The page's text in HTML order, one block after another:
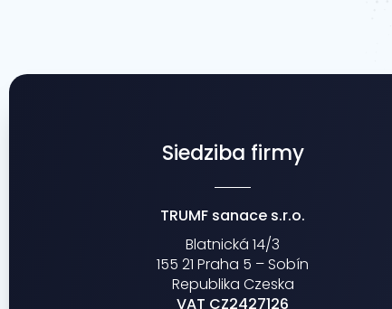
Siedziba firmy
TRUMF sanace s.r.o.
Blatnická 14/3
155 21 Praha 5 – Sobín
Republika Czeska
VAT CZ2427126